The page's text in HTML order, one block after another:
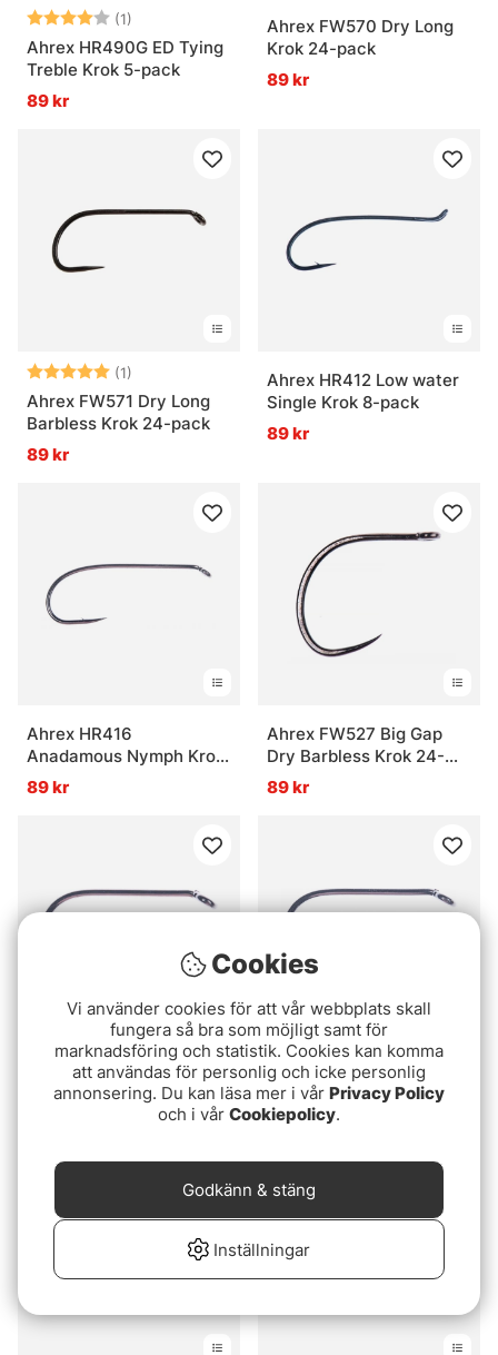
Betyg: (1)
4.0 utav 5 stjärnor
Ahrex HR490G ED Tying
Treble Krok 5-pack
89 kr
Ahrex FW570 Dry Long
Krok 24-pack
89 kr
Betyg: (1)
5.0 utav 5 stjärnor
Ahrex FW571 Dry Long
Barbless Krok 24-pack
89 kr
Ahrex HR412 Low water
Single Krok 8-pack
89 kr
Ahrex HR416
Anadamous Nymph Krok
15-pack
89 kr
Ahrex FW527 Big Gap
Dry Barbless Krok 24-
pack
89 kr
Ahrex FW562 Short
Nymph Krok 24-pack
Ahrex FW563 Short
Nymph Barbless Krok
24-pack
89 kr
Cookies
Vi använder cookies för att vår webbplats skall
fungera så bra som möjligt samt för
marknadsföring och statistik. Cookies kan komma
att användas för personlig och icke personlig
annonsering. Du kan läsa mer i vår Privacy Policy
och i vår Cookiepolicy.
Inställningar
Godkänn & stäng